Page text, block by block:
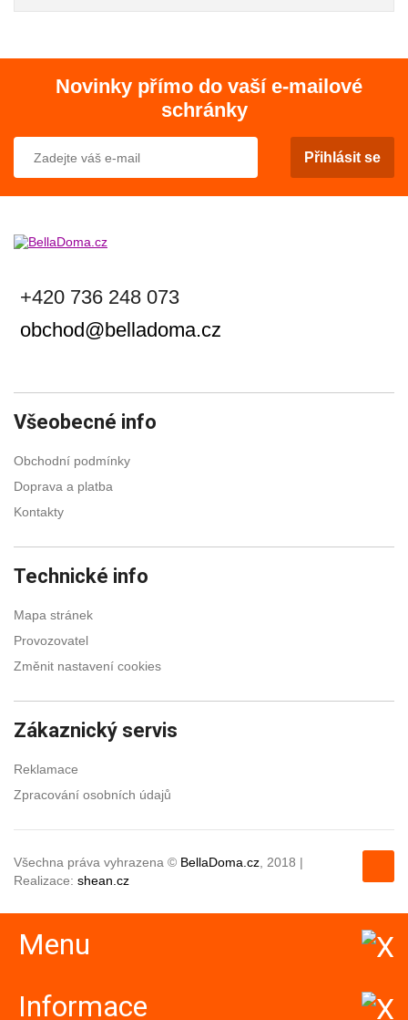
Novinky přímo do vaší e-mailové
schránky
Přihlásit se
+420 736 248 073
obchod@belladoma.cz
Všeobecné info
Obchodní podmínky
Doprava a platba
Kontakty
Technické info
Mapa stránek
Provozovatel
Změnit nastavení cookies
Zákaznický servis
Reklamace
Zpracování osobních údajů
Všechna práva vyhrazena © BellaDoma.cz, 2018 |
Realizace: shean.cz
Menu
Informace